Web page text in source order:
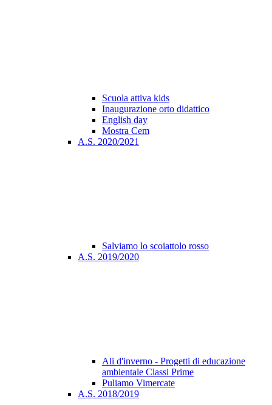
Scuola attiva kids
Inaugurazione orto didattico
English day
Mostra Cem
A.S. 2020/2021
Salviamo lo scoiattolo rosso
A.S. 2019/2020
Ali d'inverno - Progetti di educazione
ambientale Classi Prime
Puliamo Vimercate
A.S. 2018/2019